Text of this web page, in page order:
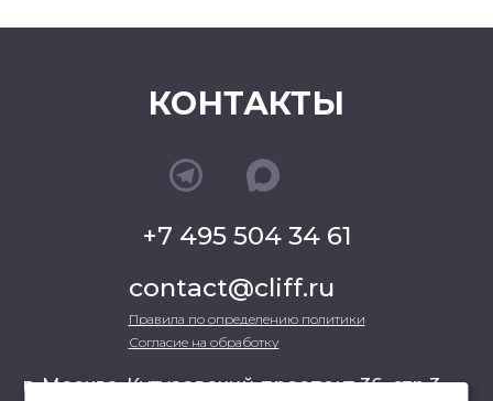
КОНТАКТЫ
+7 495 504 34 61
contact@cliff.ru
Правила по определению политики
Согласие на обработку
г. Москва, Кутузовский проспект 36, стр.3 ,